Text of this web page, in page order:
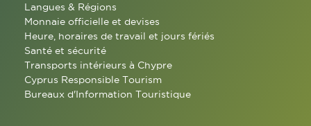
Langues & Régions
Monnaie officielle et devises
Heure, horaires de travail et jours fériés
Santé et sécurité
Transports intérieurs à Chypre
Cyprus Responsible Tourism
Bureaux d'Information Touristique